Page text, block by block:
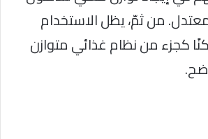
من ثمّ، يظل الاستخدام
كجزء من نظام غذائي متوازن